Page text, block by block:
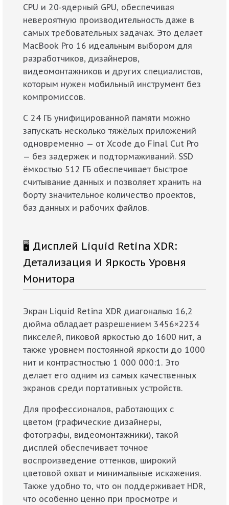
CPU и 20-ядерный GPU, обеспечивая
невероятную производительность даже в
самых требовательных задачах. Это делает
MacBook Pro 16 идеальным выбором для
разработчиков, дизайнеров,
видеомонтажников и других специалистов,
которым нужен мобильный инструмент без
компромиссов.
С 24 ГБ унифицированной памяти можно
запускать несколько тяжёлых приложений
одновременно — от Xcode до Final Cut Pro
— без задержек и подтормаживаний. SSD
ёмкостью 512 ГБ обеспечивает быстрое
считывание данных и позволяет хранить на
борту значительное количество проектов,
баз данных и рабочих файлов.
🖥️ Дисплей Liquid Retina XDR:
Детализация И Яркость Уровня
Монитора
Экран Liquid Retina XDR диагональю 16,2
дюйма обладает разрешением 3456×2234
пикселей, пиковой яркостью до 1600 нит, а
также уровнем постоянной яркости до 1000
нит и контрастностью 1 000 000:1. Это
делает его одним из самых качественных
экранов среди портативных устройств.
Для профессионалов, работающих с
цветом (графические дизайнеры,
фотографы, видеомонтажники), такой
дисплей обеспечивает точное
воспроизведение оттенков, широкий
цветовой охват и минимальные искажения.
Также удобно то, что он поддерживает HDR,
что особенно ценно при просмотре и